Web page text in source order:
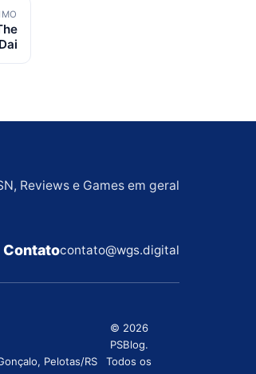
Reviews e Games em geral
Contatocontato@wgs.digital
Pelotas/RS
© 2026
PSBlog.
Todos os